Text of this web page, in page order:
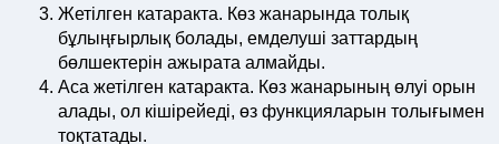
Жетілген катаракта. Көз жанарында толық
бұлыңғырлық болады, емделуші заттардың
бөлшектерін ажырата алмайды.
Аса жетілген катаракта. Көз жанарының өлуі орын
алады, ол кішірейеді, өз функцияларын толығымен
тоқтатады.